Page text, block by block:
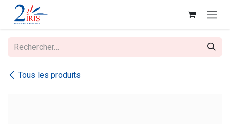
Se rendre au contenu
Tous les produits